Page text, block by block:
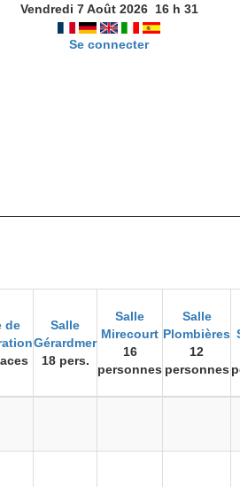
Vendredi 7 Août 2026 16h 31
Se connecter
de
Salle
Gérardmer
18 pers.
Salle
Mirecourt
16
personnes
Salle
Plombières
12
personnes